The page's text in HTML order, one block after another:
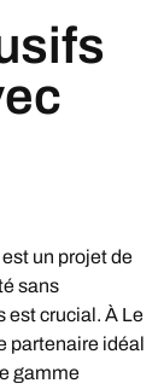
un projet de
sans
est crucial. À Le
partenaire idéal
gamme